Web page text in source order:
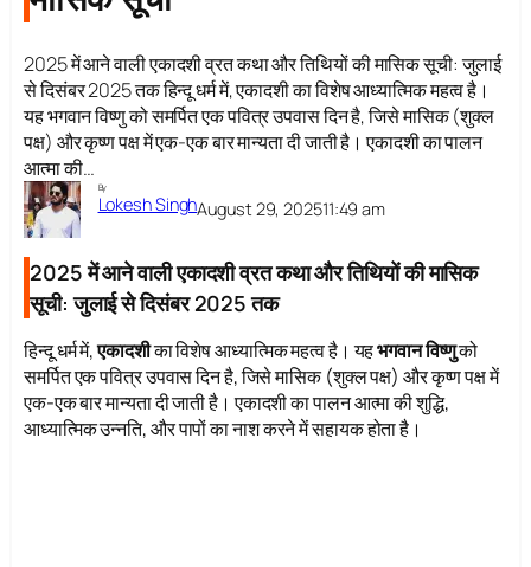
2025 में आने वाली एकादशी व्रत कथा और तिथियों की मासिक सूची: जुलाई
से दिसंबर 2025 तक हिन्दू धर्म में, एकादशी का विशेष आध्यात्मिक महत्व है।
यह भगवान विष्णु को समर्पित एक पवित्र उपवास दिन है, जिसे मासिक (शुक्ल
पक्ष) और कृष्ण पक्ष में एक-एक बार मान्यता दी जाती है। एकादशी का पालन
आत्मा की…
By
Lokesh SinghAugust 29, 202511:49 am
2025 में आने वाली एकादशी व्रत कथा और तिथियों की मासिक
सूची: जुलाई से दिसंबर 2025 तक
हिन्दू धर्म में,एकादशीका विशेष आध्यात्मिक महत्व है। यहभगवान विष्णुको
समर्पित एक पवित्र उपवास दिन है, जिसे मासिक (शुक्ल पक्ष) और कृष्ण पक्ष में
एक-एक बार मान्यता दी जाती है। एकादशी का पालन आत्मा की शुद्धि,
आध्यात्मिक उन्नति, और पापों का नाश करने में सहायक होता है।